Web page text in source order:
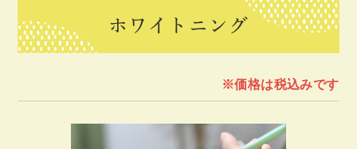
ホワイトニング
※価格は税込みです